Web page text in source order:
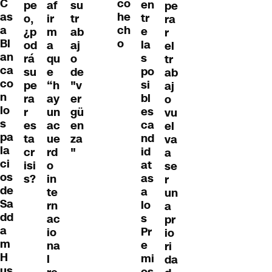
C
as
a
Bl
an
ca
co
n
lo
s
pa
la
ci
os
de
Sa
dd
a
m
H
pe
o,
¿p
od
rá
su
pe
ra
r
es
ta
cr
isi
s?
af
ir
m
a
qu
e
“h
ay
un
ac
ue
rd
o
in
te
rn
ac
io
na
l
su
tr
ab
aj
o
de
"v
er
gü
en
za
"
co
he
ch
o
en
tr
e
la
s
po
si
bl
es
ca
nd
id
at
as
a
lo
s
Pr
e
mi
pe
ra
r
el
tr
ab
aj
o
vu
el
va
a
se
r
un
a
pr
io
ri
da